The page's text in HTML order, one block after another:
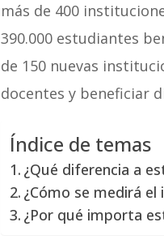
más de 400
390.000 estudiantes
de 150 nuevas
docentes y beneficiar
Índice de temas
¿Qué diferencia a
¿Cómo se medirá
¿Por qué importa